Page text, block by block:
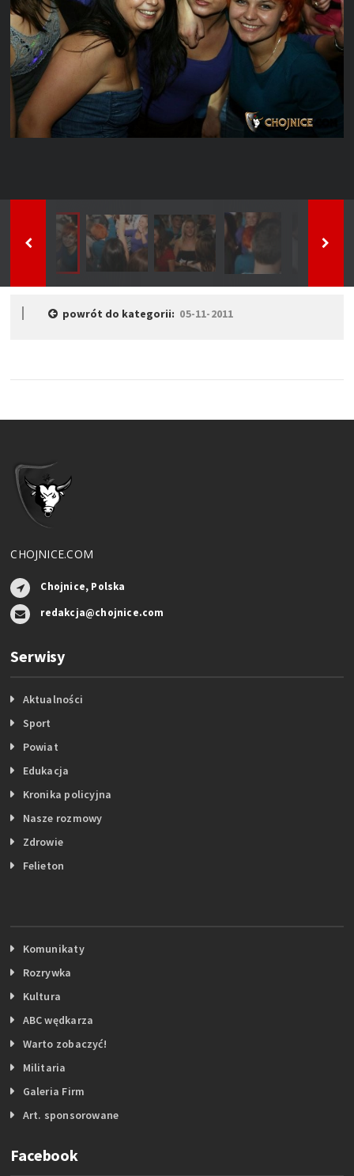
powrót do kategorii: 05-11-2011
CHOJNICE.COM
Chojnice, Polska
redakcja@chojnice.com
Serwisy
Aktualności
Sport
Powiat
Edukacja
Kronika policyjna
Nasze rozmowy
Zdrowie
Felieton
Komunikaty
Rozrywka
Kultura
ABC wędkarza
Warto zobaczyć!
Militaria
Galeria Firm
Art. sponsorowane
Facebook